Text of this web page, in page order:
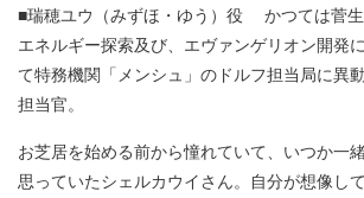
■瑞穂ユウ（みずほ・ゆう）役 かつては菅生
エネルギー探索及び、エヴァンゲリオン開発
て特務機関「メンシュ」のドルフ担当局に異
担当官。
お芝居を始める前から憧れていて、いつか一
思っていたシェルカウイさん。自分が想像し